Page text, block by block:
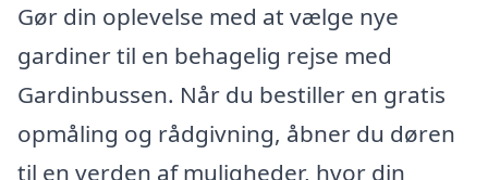
Gør din oplevelse med at vælge nye
gardiner til en behagelig rejse med
Gardinbussen. Når du bestiller en gratis
opmåling og rådgivning, åbner du døren
til en verden af muligheder, hvor din